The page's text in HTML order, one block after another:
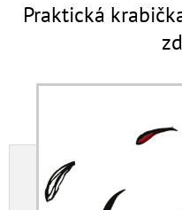
Praktická